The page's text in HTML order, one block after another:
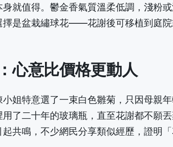
就值得。鬱金香氣質溫柔低調，淺粉
擇是盆栽繡球花——花謝後可移植到庭
心意比價格更動人
姐特意選了一束白色雛菊，只因母親
了二十年的玻璃瓶，直至花謝都不願
共鳴，不少網民分享類似經歷，證明